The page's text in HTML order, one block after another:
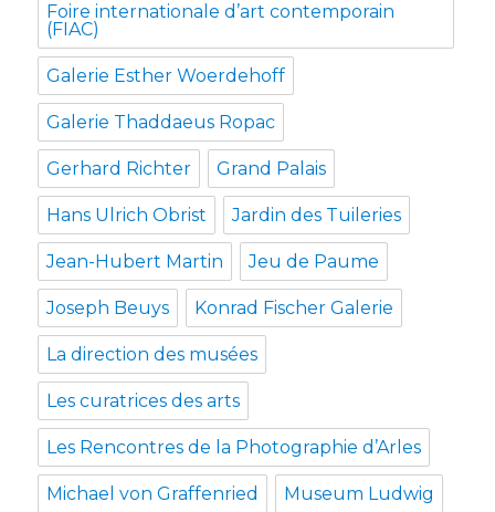
Foire internationale d’art contemporain
(FIAC)
Galerie Esther Woerdehoff
Galerie Thaddaeus Ropac
Gerhard Richter Grand Palais
Hans Ulrich Obrist Jardin des Tuileries
Jean-Hubert Martin Jeu de Paume
Joseph Beuys Konrad Fischer Galerie
La direction des musées
Les curatrices des arts
Les Rencontres de la Photographie d’Arles
Michael von Graffenried Museum Ludwig